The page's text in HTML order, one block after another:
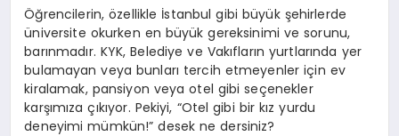
Öğrencilerin, özellikle İstanbul gibi büyük şehirlerde
üniversite okurken en büyük gereksinimi ve sorunu,
barınmadır. KYK, Belediye ve Vakıfların yurtlarında yer
bulamayan veya bunları tercih etmeyenler için ev
kiralamak, pansiyon veya otel gibi seçenekler
karşımıza çıkıyor. Pekiyi, “Otel gibi bir kız yurdu
deneyimi mümkün!” desek ne dersiniz?